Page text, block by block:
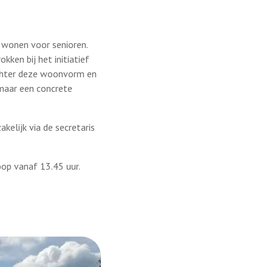
voor senioren.
bij het initiatief
deze woonvorm en
een concrete
via de secretaris
vanaf 13.45 uur.